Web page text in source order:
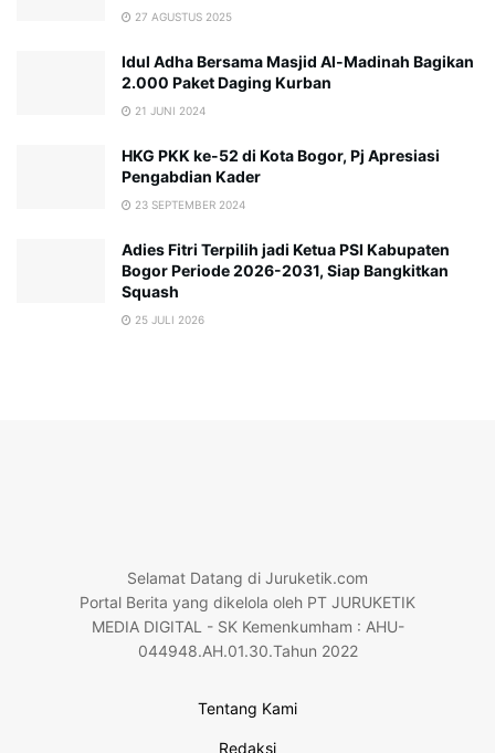
27 AGUSTUS 2025
Idul Adha Bersama Masjid Al-Madinah Bagikan
2.000 Paket Daging Kurban
21 JUNI 2024
HKG PKK ke-52 di Kota Bogor, Pj Apresiasi
Pengabdian Kader
23 SEPTEMBER 2024
Adies Fitri Terpilih jadi Ketua PSI Kabupaten
Bogor Periode 2026-2031, Siap Bangkitkan
Squash
25 JULI 2026
Selamat Datang di Juruketik.com
Portal Berita yang dikelola oleh PT JURUKETIK
MEDIA DIGITAL - SK Kemenkumham : AHU-
044948.AH.01.30.Tahun 2022
Tentang Kami
Redaksi